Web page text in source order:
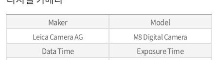
Maker
Leica Camera AG
Model
M8 Digital Camera
Data Time Exposure Time